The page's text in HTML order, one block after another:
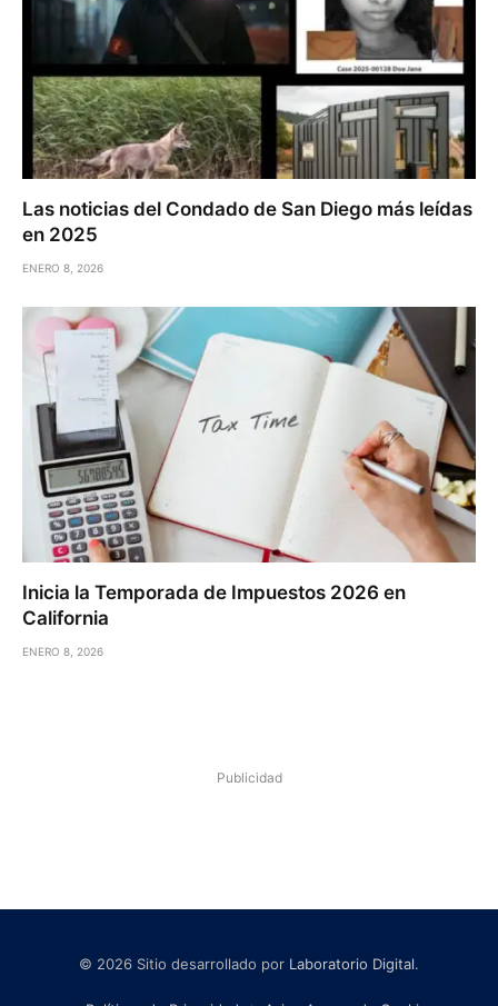
Las noticias del Condado de San Diego más leídas
en 2025
ENERO 8, 2026
Inicia la Temporada de Impuestos 2026 en
California
ENERO 8, 2026
Publicidad
© 2026 Sitio desarrollado por Laboratorio Digital.